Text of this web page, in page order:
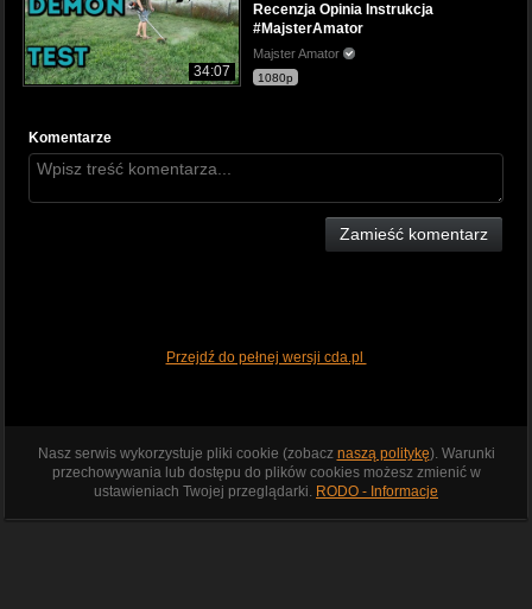
34:07
Recenzja Opinia Instrukcja
#MajsterAmator
Majster Amator
1080p
Komentarze
Zamieść komentarz
Przejdź do pełnej wersji cda.pl
Nasz serwis wykorzystuje pliki cookie (zobacz naszą politykę). Warunki
przechowywania lub dostępu do plików cookies możesz zmienić w
ustawieniach Twojej przeglądarki. RODO - Informacje